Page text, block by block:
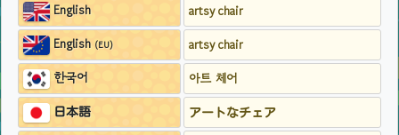
English
artsy chair
English (EU)
artsy chair
한국어
아트 체어
日本語
アートなチェア